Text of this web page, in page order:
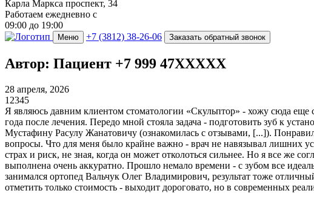
Карла Маркса проспект, 34
Работаем ежедневно с
09:00 до 19:00
Меню +7 (3812) 38-26-06 Заказать обратный звонок
Автор: Пациент +7 999 47XXXXX
28 апреля, 2026
1 2345
Я являюсь давним клиентом стоматологии​ «Скульптор» - хожу сюда еще
года после лечения. Передо мной стояла задача - подготовить зуб к
Мустафину Расулу Жанатовичу (ознакомилась с отзывами, [...]).
вопросы. Что для меня было крайне важно - врач не навязывал лишних
страх и риск, не зная, когда он может отколоться сильнее. Но я все же
выполнена очень аккуратно. Прошло немало времени - с зубом все
занимался ортопед Вальчук Олег Владимирович, результат тоже
отметить только стоимость - выходит дороговато, но в современных